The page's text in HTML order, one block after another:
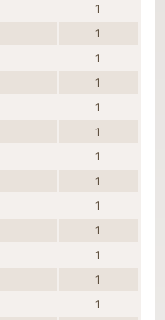
1
1
1
1
1
1
1
1
1
1
1
1
1